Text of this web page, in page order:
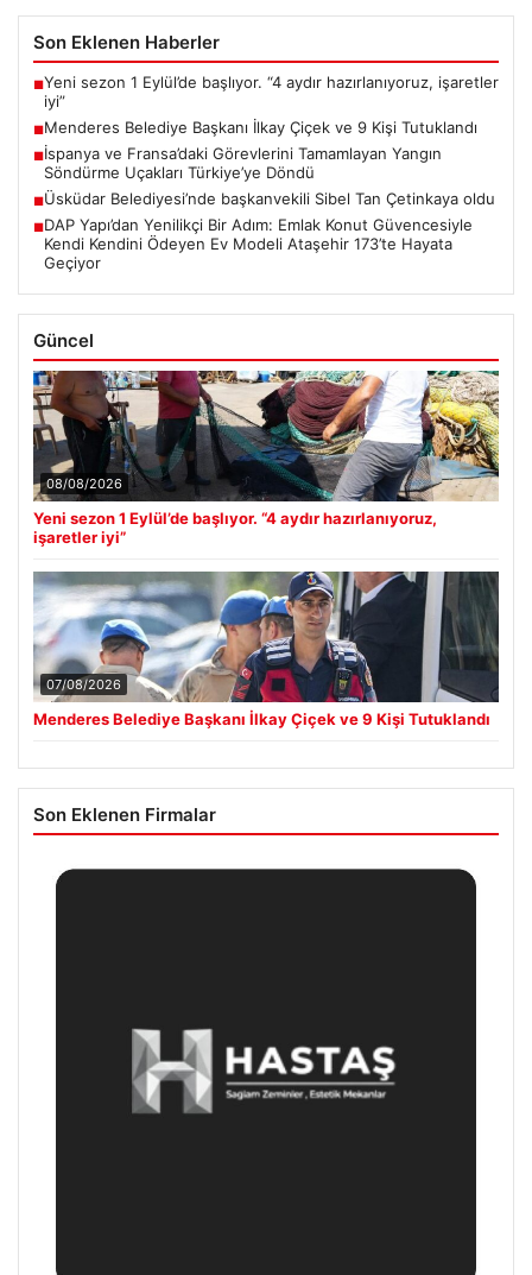
Son Eklenen Haberler
■Yeni sezon 1 Eylül’de başlıyor. “4 aydır hazırlanıyoruz, işaretler
iyi”
■Menderes Belediye Başkanı İlkay Çiçek ve 9 Kişi Tutuklandı
■İspanya ve Fransa’daki Görevlerini Tamamlayan Yangın
Söndürme Uçakları Türkiye’ye Döndü
■Üsküdar Belediyesi’nde başkanvekili Sibel Tan Çetinkaya oldu
■DAP Yapı’dan Yenilikçi Bir Adım: Emlak Konut Güvencesiyle
Kendi Kendini Ödeyen Ev Modeli Ataşehir 173’te Hayata
Geçiyor
Güncel
08/08/2026
Yeni sezon 1 Eylül’de başlıyor. “4 aydır hazırlanıyoruz,
işaretler iyi”
07/08/2026
Menderes Belediye Başkanı İlkay Çiçek ve 9 Kişi Tutuklandı
Son Eklenen Firmalar